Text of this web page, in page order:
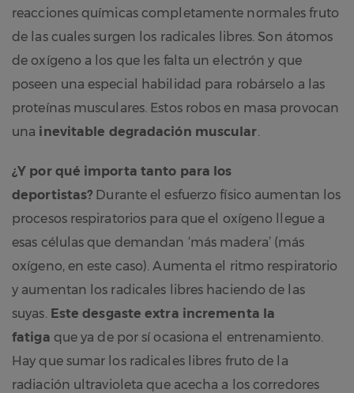
reacciones químicas completamente normales fruto
de las cuales surgen los radicales libres. Son átomos
de oxígeno a los que les falta un electrón y que
poseen una especial habilidad para robárselo a las
proteínas musculares. Estos robos en masa provocan
una inevitable degradación muscular
¿Y por qué importa tanto para los
deportistas? Durante el esfuerzo físico aumentan los
procesos respiratorios para que el oxígeno llegue a
esas células que demandan ‘más madera’ (más
oxígeno, en este caso). Aumenta el ritmo respiratorio
y aumentan los radicales libres haciendo de las
suyas. Este desgaste extra incrementa la
fatiga que ya de por sí ocasiona el entrenamiento.
Hay que sumar los radicales libres fruto de la
radiación ultravioleta que acecha a los corredores